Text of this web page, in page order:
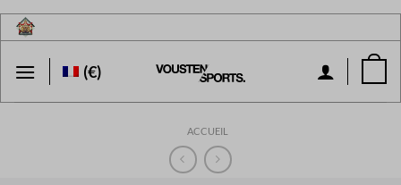
Passer
contenu
(€)
ACCUEIL